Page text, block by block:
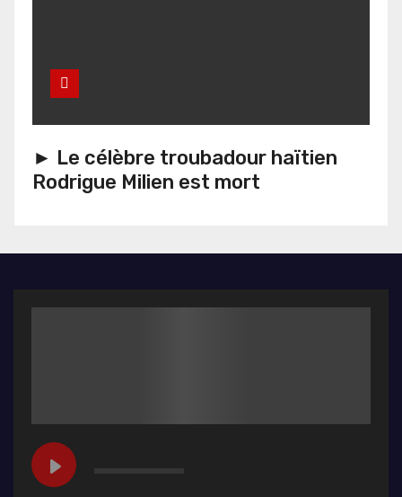
► Le célèbre troubadour haïtien
Rodrigue Milien est mort